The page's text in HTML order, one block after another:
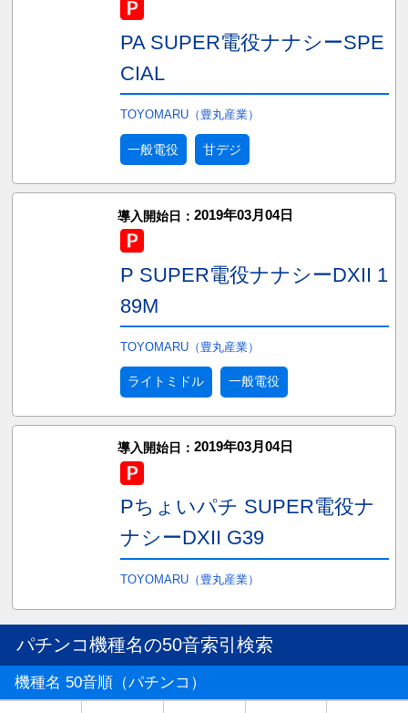
PA SUPER電役ナナシーSPE
CIAL
TOYOMARU（豊丸産業）
一般電役 甘デジ
導入開始日： 2019年03月04日
P SUPER電役ナナシーDXII 1
89M
TOYOMARU（豊丸産業）
ライトミドル 一般電役
導入開始日： 2019年03月04日
Pちょいパチ SUPER電役ナ
ナシーDXII G39
TOYOMARU（豊丸産業）
パチンコ機種名の50音索引検索
機種名 50音順（パチンコ）